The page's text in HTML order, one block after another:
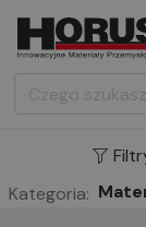
Kategoria: